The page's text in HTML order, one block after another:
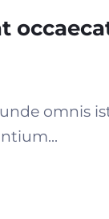
omnis